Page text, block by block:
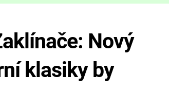
Nový
klasiky by